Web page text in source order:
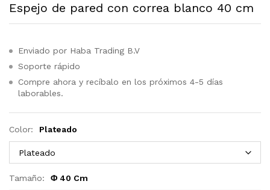
Espejo de pared con correa blanco 40 cm
Enviado por Haba Trading B.V
Soporte rápido
Compre ahora y recíbalo en los próximos 4-5 días
laborables.
Color: Plateado
Tamaño: Φ 40 Cm